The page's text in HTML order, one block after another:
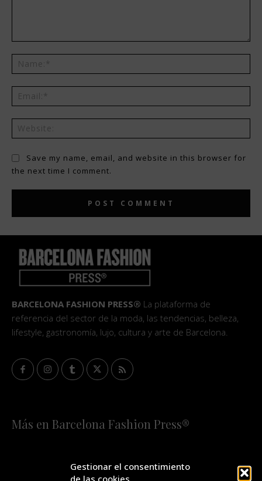
Gestionar el consentimiento
de las cookies
Save my name, email, and website in this browser for
the next time I comment.
BARCELONA FASHION PRESS® La plataforma de
referencia del sector de la moda, las tendencias, belleza,
lifestyle, gastronomía, lujo, cultura y arte de Barcelona.
Más en Barcelona Fashion Press®